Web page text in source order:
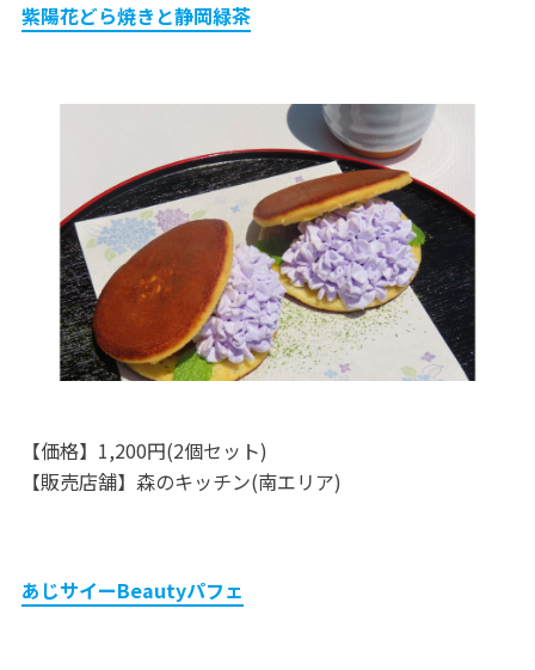
紫陽花どら焼きと静岡緑茶
【価格】1,200円(2個セット)
【販売店舗】森のキッチン(南エリア)
あじサイーBeautyパフェ